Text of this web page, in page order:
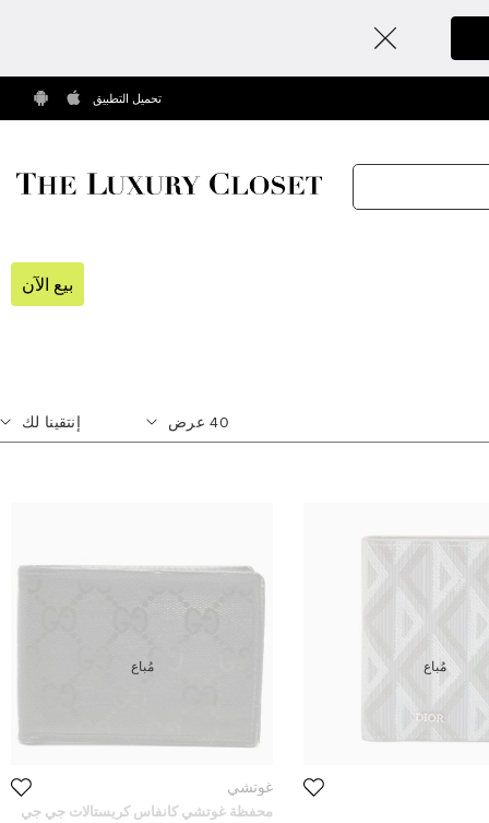
تحميل التطبيق
بيع الآن
40 عرض إنتقينا لك
مُباع
غوتشي
محفظة غوتشي كانفاس كريستالات جي جي
مُباع